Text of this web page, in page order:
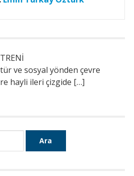
ve sosyal yönden çevre
hayli ileri çizgide […]